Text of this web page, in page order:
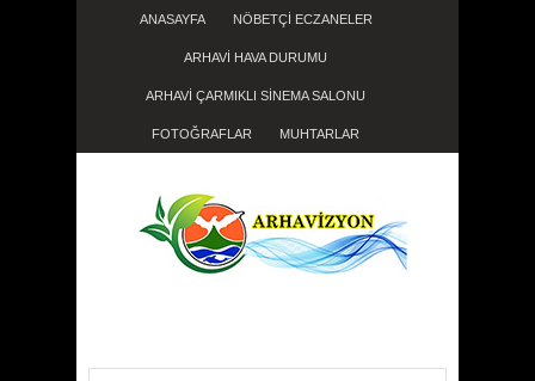
ANASAYFA NÖBETÇİ ECZANELER
ARHAVİ HAVA DURUMU
ARHAVİ ÇARMIKLI SİNEMA SALONU
FOTOĞRAFLAR MUHTARLAR